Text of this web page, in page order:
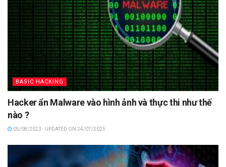
BASIC HACKING
Hacker ẩn Malware vào hình ảnh và thực thi như thế
nào ?
05/08/2023 - UPDATED ON 24/07/2025